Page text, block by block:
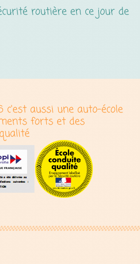
routière en ce jour de
c'est aussi une auto-école
forts et des